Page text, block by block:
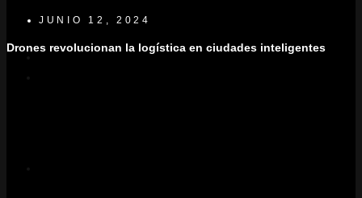
JUNIO 12, 2024
Drones revolucionan la logística en ciudades inteligentes